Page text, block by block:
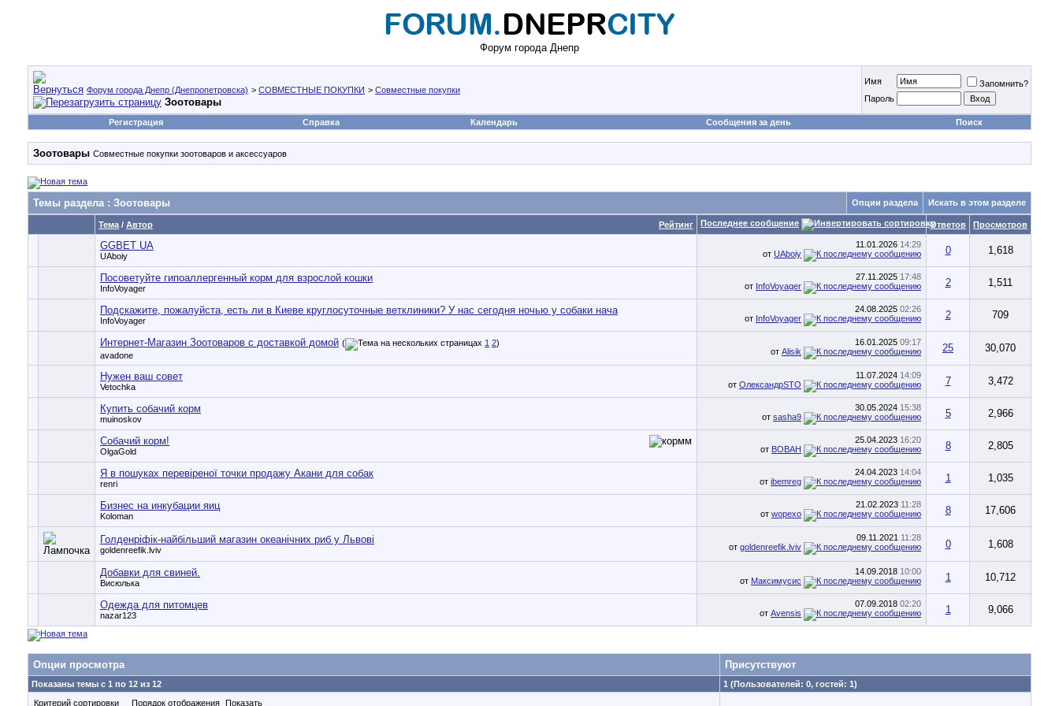
Форум города Днепр
Форум города Днепр (Днепропетровска) > СОВМЕСТНЫЕ ПОКУПКИ > Совместные покупки
Зоотовары
Имя
Запомнить?
Пароль
Регистрация Справка Календарь Сообщения за день Поиск
Зоотовары Совместные покупки зоотоваров и аксессуаров
Темы раздела: Зоотовары Опции раздела Искать в этом разделе
Рейтинг
Тема / Автор Последнее сообщение Ответов Просмотров
GGBET UA
UAboiy
11.01.2026 14:29
от UAboiy 0 1,618
Посоветуйте гипоаллергенный корм для взрослой кошки
InfoVoyager
27.11.2025 17:48
от InfoVoyager 2 1,511
Подскажите, пожалуйста, есть ли в Киеве круглосуточные ветклиники? У нас сегодня ночью у собаки нача
InfoVoyager
24.08.2025 02:26
от InfoVoyager 2 709
Интернет-Магазин Зоотоваров с доставкой домой ( 1 2)
avadone
16.01.2025 09:17
от Alisik 25 30,070
Нужен ваш совет
Vetochka
11.07.2024 14:09
от ОлександрSTO 7 3,472
Купить собачий корм
muinoskov
30.05.2024 15:38
от sasha9 5 2,966
Собачий корм!
OlgaGold
25.04.2023 16:20
от BOBAH 8 2,805
Я в пошуках перевіреної точки продажу Акани для собак
renri
24.04.2023 14:04
от ibemreg 1 1,035
Бизнес на инкубации яиц
Koloman
21.02.2023 11:28
от wopexo 8 17,606
Голденріфік-найбільший магазин океанічних риб у Львові
goldenreefik.lviv
09.11.2021 11:28
от goldenreefik.lviv 0 1,608
Добавки для свиней.
Висюлька
14.09.2018 10:00
от Максимусис 1 10,712
Одежда для питомцев
nazar123
07.09.2018 02:20
от Avensis 1 9,066
Опции просмотра Присутствуют
Показаны темы с 1 по 12 из 12
1 (Пользователей: 0, гостей: 1)
Критерий сортировки
Порядок отображения Показать